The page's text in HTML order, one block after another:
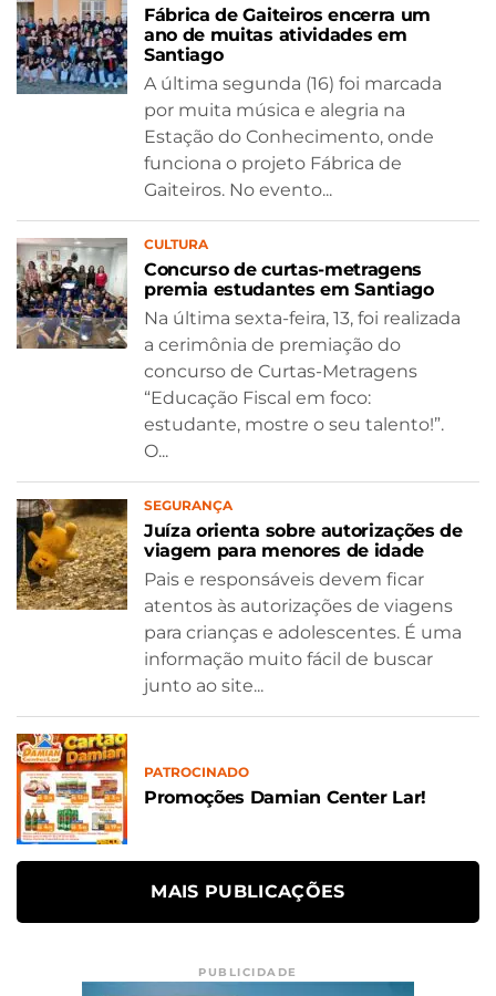
Fábrica de Gaiteiros encerra um
ano de muitas atividades em
Santiago
A última segunda (16) foi marcada
por muita música e alegria na
Estação do Conhecimento, onde
funciona o projeto Fábrica de
Gaiteiros. No evento...
CULTURA
Concurso de curtas-metragens
premia estudantes em Santiago
Na última sexta-feira, 13, foi realizada
a cerimônia de premiação do
concurso de Curtas-Metragens
“Educação Fiscal em foco:
estudante, mostre o seu talento!”.
O...
SEGURANÇA
Juíza orienta sobre autorizações de
viagem para menores de idade
Pais e responsáveis devem ficar
atentos às autorizações de viagens
para crianças e adolescentes. É uma
informação muito fácil de buscar
junto ao site...
PATROCINADO
Promoções Damian Center Lar!
MAIS PUBLICAÇÕES
PUBLICIDADE